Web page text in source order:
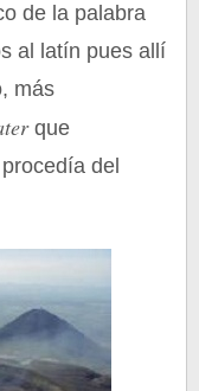
de la palabra
al latín pues allí
más
que
del